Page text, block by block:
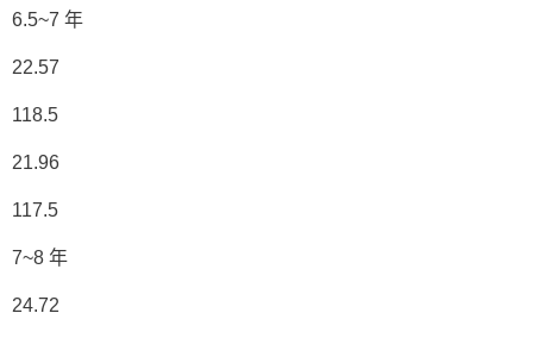
6.5~7 年
22.57
118.5
21.96
117.5
7~8 年
24.72